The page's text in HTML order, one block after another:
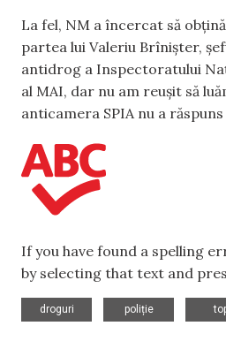
La fel, NM a încercat să
partea lui Valeriu Brînișter,
antidrog a Inspectoratului
al MAI, dar nu am reușit să
anticamera SPIA nu a
If you have found a spelling
by selecting that text and
droguri
poliție